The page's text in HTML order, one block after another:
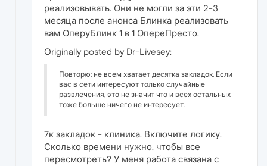
реализовывать. Они не могли за эти 2-3
месяца после анонса Блинка реализовать
вам ОперуБлинк 1 в 1 ОпереПресто.
Originally posted by Dr-Livesey:
Повторю: не всем хватает десятка закладок. Если
вас в сети интересуют только случайные
развлечения, это не значит что и всех остальных
тоже больше ничего не интересует.
7к закладок - клиника. Включите логику.
Сколько времени нужно, чтобы все
пересмотреть? У меня работа связана с